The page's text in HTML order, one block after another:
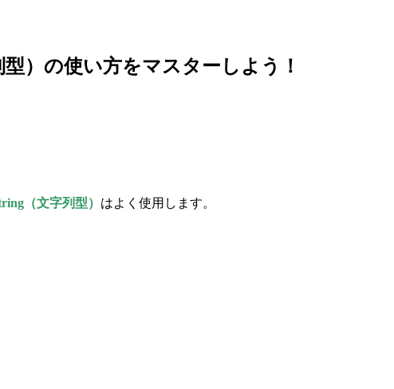
型）の使い方をマスターしよう！
（文字列型） はよく使用します。